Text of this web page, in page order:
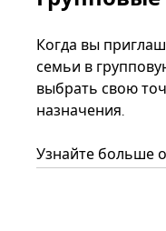
Когда вы
семьи в
выбрать свою
назначения.
Узнайте больше